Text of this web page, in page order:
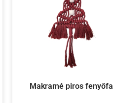
Makramé piros fenyőfa